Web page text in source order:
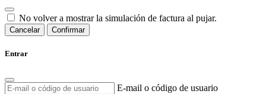
No volver a mostrar la simulación de factura al pujar.
Cancelar Confirmar
Entrar
E-mail o código de usuario